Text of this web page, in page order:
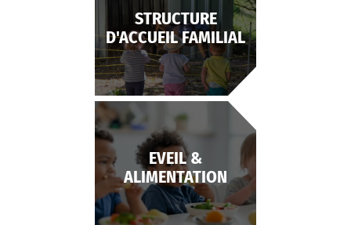
STRUCTURE
D'ACCUEIL FAMILIAL
EVEIL &
ALIMENTATION